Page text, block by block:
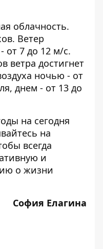
облачность.
Ветер
от 7 до 12 м/с.
ветра достигнет
ночью - от
днем - от 13 до
на сегодня
на
всегда
и
о жизни
София Елагина